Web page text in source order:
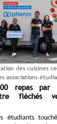
des cuisines
associations
repas par
fléchés
étudiants